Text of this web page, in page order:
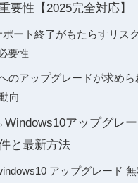
要性【2025完全対応】
ポート終了がもたらすリス
要性
のアップグレードが求め
向
アップグレ
と最新方法
アップグレード